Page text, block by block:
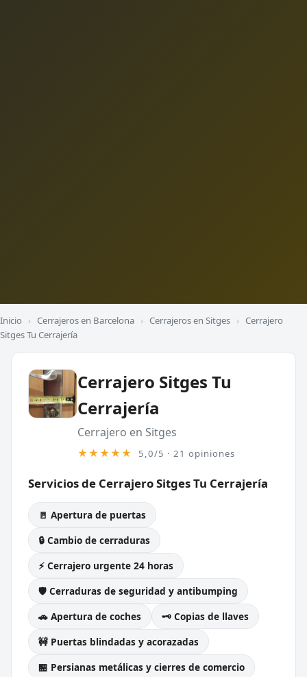
Inicio › Cerrajeros en Barcelona › Cerrajeros en Sitges › Cerrajero
Sitges Tu Cerrajería
Cerrajero Sitges Tu
Cerrajería
Cerrajero en Sitges
★★★★★ 5,0/5 · 21 opiniones
Servicios de Cerrajero Sitges Tu Cerrajería
🚪 Apertura de puertas
🔒 Cambio de cerraduras
⚡ Cerrajero urgente 24 horas
🛡️ Cerraduras de seguridad y antibumping
🚗 Apertura de coches
🗝️ Copias de llaves
🚧 Puertas blindadas y acorazadas
🏪 Persianas metálicas y cierres de comercio